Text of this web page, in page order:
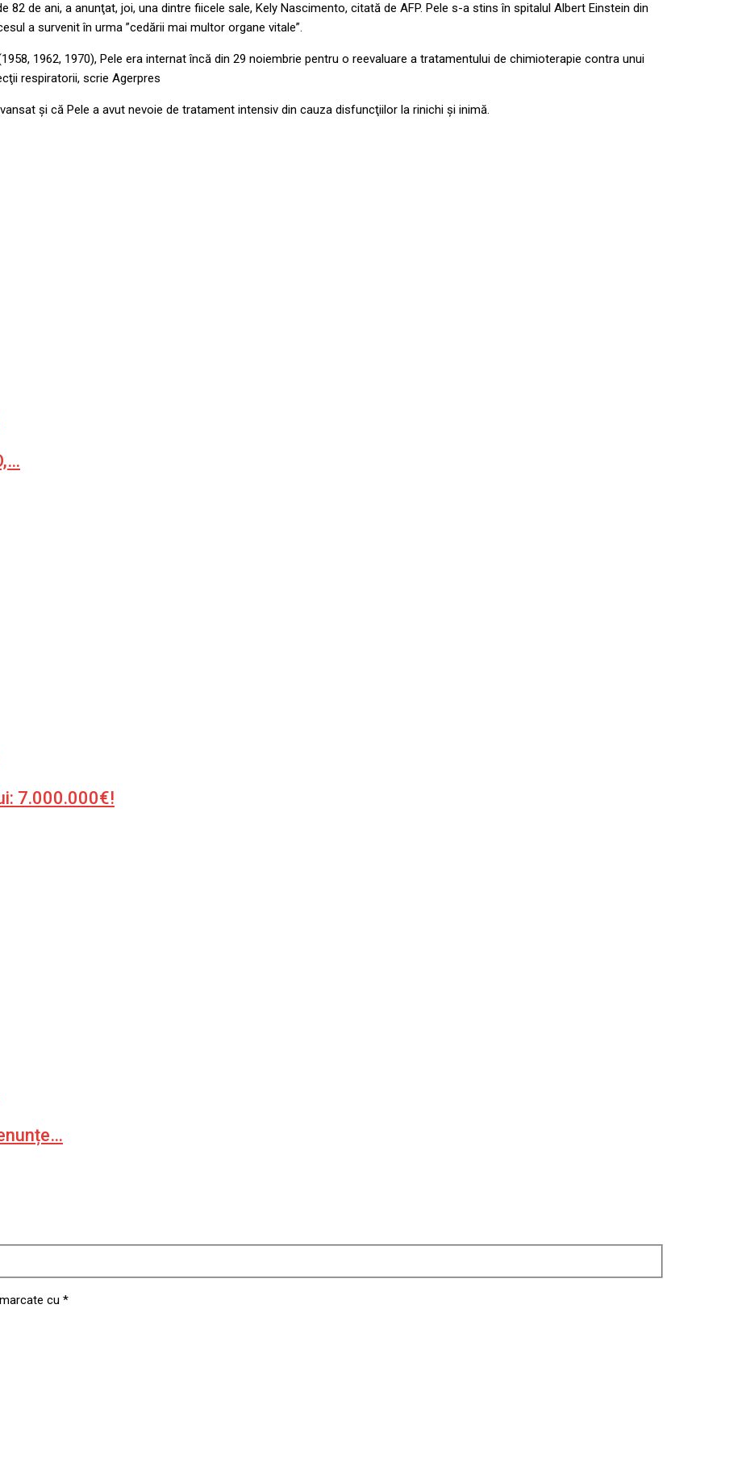
de ani, a anunţat, joi, una dintre fiicele sale, Kely Nascimento, citată de AFP. Pele s-a stins în spitalul Albert Einstein din
a survenit în urma ”cedării mai multor organe vitale”.
1962, 1970), Pele era internat încă din 29 noiembrie pentru o reevaluare a tratamentului de chimioterapie contra unui
respiratorii, scrie Agerpres
şi că Pele a avut nevoie de tratament intensiv din cauza disfuncţiilor la rinichi şi inimă.
7.000.000€!
cu *